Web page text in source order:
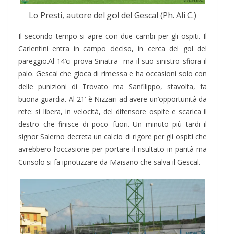
Lo Presti, autore del gol del Gescal (Ph. Ali C.)
Il secondo tempo si apre con due cambi per gli ospiti. Il
Carlentini entra in campo deciso, in cerca del gol del
pareggio.Al 14’ci prova Sinatra ma il suo sinistro sfiora il
palo. Gescal che gioca di rimessa e ha occasioni solo con
delle punizioni di Trovato ma Sanfilippo, stavolta, fa
buona guardia. Al 21’ è Nizzari ad avere un’opportunità da
rete: si libera, in velocità, del difensore ospite e scarica il
destro che finisce di poco fuori. Un minuto più tardi il
signor Salerno decreta un calcio di rigore per gli ospiti che
avrebbero l’occasione per portare il risultato in parità ma
Cunsolo si fa ipnotizzare da Maisano che salva il Gescal.